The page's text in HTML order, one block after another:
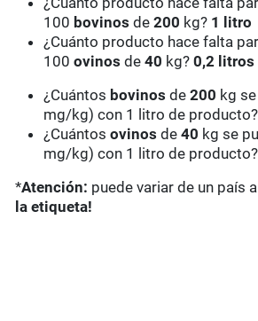
100 bovinos de200 kg? 1 litro
¿Cuánto producto hace falta
100ovinos de40 kg? 0,2 litros
¿Cuántos bovinos de200 kg
mg/kg) con 1 litro de producto?
¿Cuántosovinos de40 kg se
mg/kg) con 1 litro de producto?
*Atención: puede variar de un país
la etiqueta!